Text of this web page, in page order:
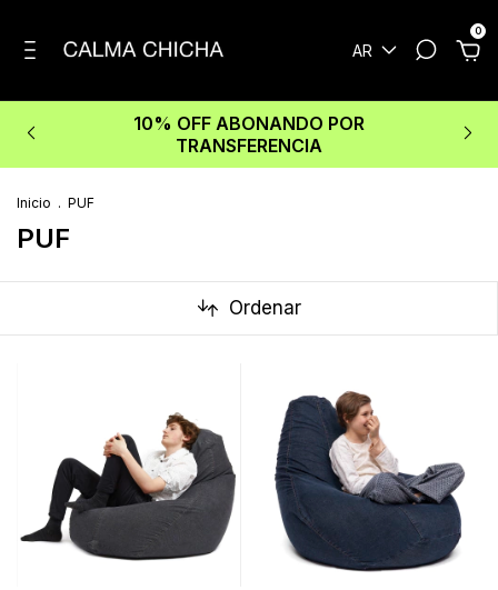
AR
0
10% OFF ABONANDO POR
TRANSFERENCIA
Inicio . PUF
PUF
Ordenar